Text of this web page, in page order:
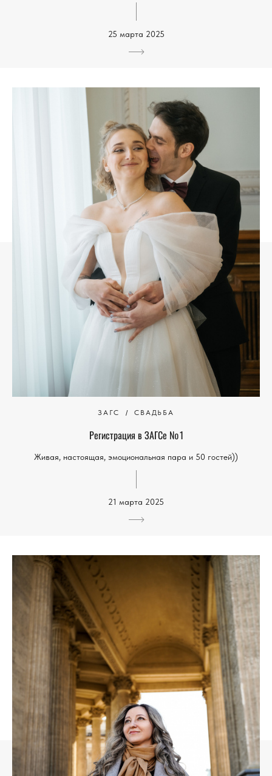
25 марта 2025
ЗАГС СВАДЬБА
Регистрация в ЗАГСе № 1
Живая, настоящая, эмоциональная пара и 50 гостей))
21 марта 2025